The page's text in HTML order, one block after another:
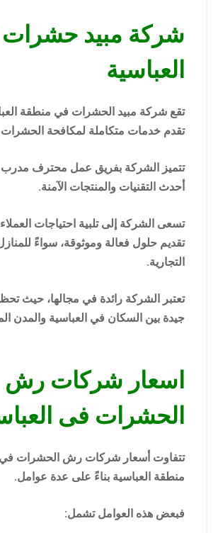
شركة مبيد
العباسية
تقع شركة مبيد الحشرات في منطقة
تقدم خدمات متكاملة لمكافحة الحشرات
تتميز الشركة بفريق عمل محترف مدرب
أحدث التقنيات والمنتجات الآمنة.
تسعى الشركة إلى تلبية احتياجات
تقديم حلول فعالة وموثوقة، سواءً
التجارية.
تعتبر الشركة رائدة في مجالها، حيث
جيدة بين السكان في العباسية والمدن
اسعار شركات رش
الحشرات فى
تتفاوت أسعار شركات رش الحشرات في
منطقة العباسية بناءً على عدة عوامل.
فبعض هذه العوامل تشمل: